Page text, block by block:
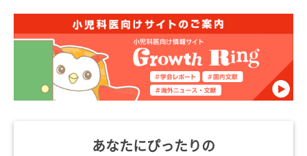
あなたにぴったりの